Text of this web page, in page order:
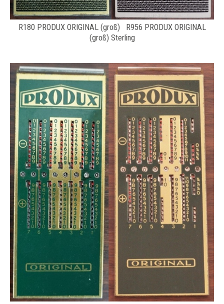
R180 PRODUX ORIGINAL (groß) R956 PRODUX ORIGINAL
(groß) Sterling